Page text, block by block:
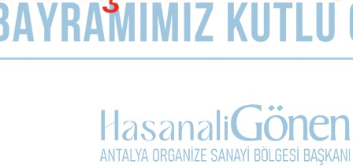
Önceki Makale
Sermayenin dayanılmaz gücü
Uzun bir merhabaaa!